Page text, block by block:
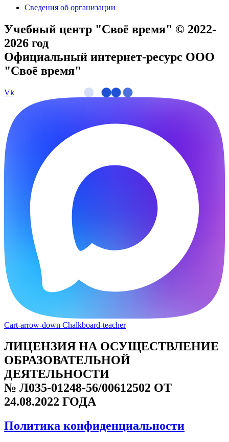
Сведения об организации
Учебный центр "Своё время" © 2022-
2026 год
Официальный интернет-ресурс ООО
"Своё время"
Vk
Cart-arrow-down Chalkboard-teacher
ЛИЦЕНЗИЯ НА ОСУЩЕСТВЛЕНИЕ
ОБРАЗОВАТЕЛЬНОЙ
ДЕЯТЕЛЬНОСТИ
№ Л035-01248-56/00612502 ОТ
24.08.2022 ГОДА
Политика конфиденциальности